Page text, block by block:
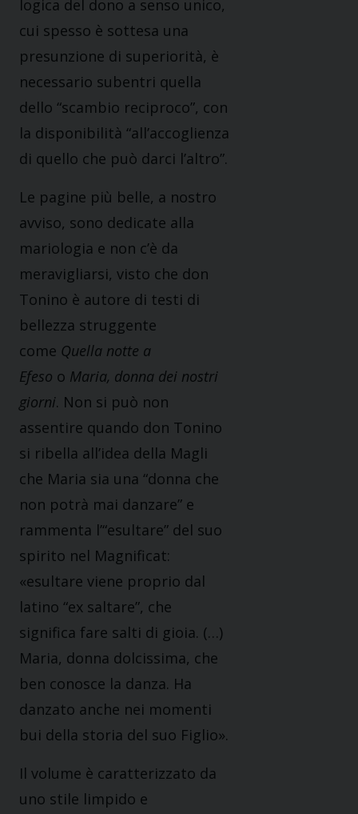
logica del dono a senso unico,
cui spesso è sottesa una
presunzione di superiorità, è
necessario subentri quella
dello “scambio reciproco”, con
la disponibilità “all’accoglienza
di quello che può darci l’altro”.
Le pagine più belle, a nostro
avviso, sono dedicate alla
mariologia e non c’è da
meravigliarsi, visto che don
Tonino è autore di testi di
bellezza struggente
come Quella notte a
Efeso o Maria, donna dei nostri
giorni. Non si può non
assentire quando don Tonino
si ribella all’idea della Magli
che Maria sia una “donna che
non potrà mai danzare” e
rammenta l’“esultare” del suo
spirito nel Magnificat:
«esultare viene proprio dal
latino “ex saltare”, che
significa fare salti di gioia. (…)
Maria, donna dolcissima, che
ben conosce la danza. Ha
danzato anche nei momenti
bui della storia del suo Figlio».
Il volume è caratterizzato da
uno stile limpido e